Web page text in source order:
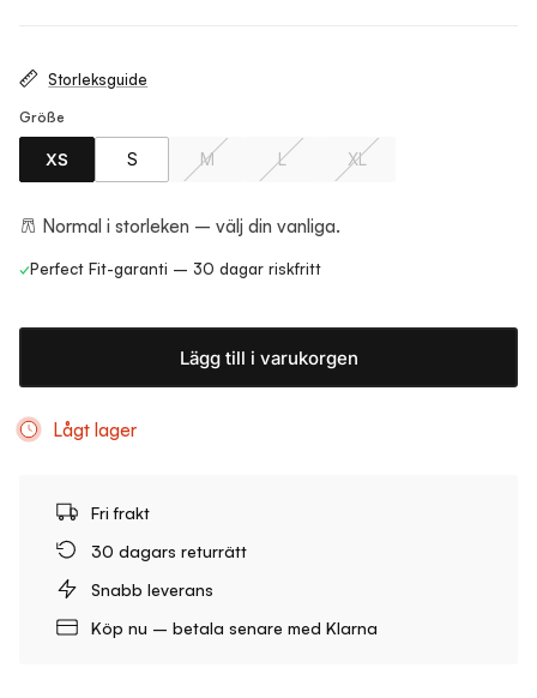
Storleksguide
Größe
XS S M L XL
Normal i storleken – välj din vanliga.
✓Perfect Fit-garanti – 30 dagar riskfritt
Lägg till i varukorgen
Lågt lager
Fri frakt
30 dagars returrätt
Snabb leverans
Köp nu – betala senare med Klarna